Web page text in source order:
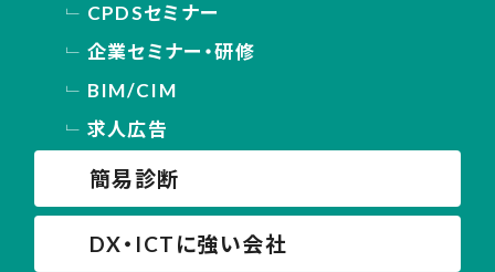
CPDSセミナー
企業セミナー・研修
BIM/CIM
求人広告
簡易診断
DX・ICTに強い会社